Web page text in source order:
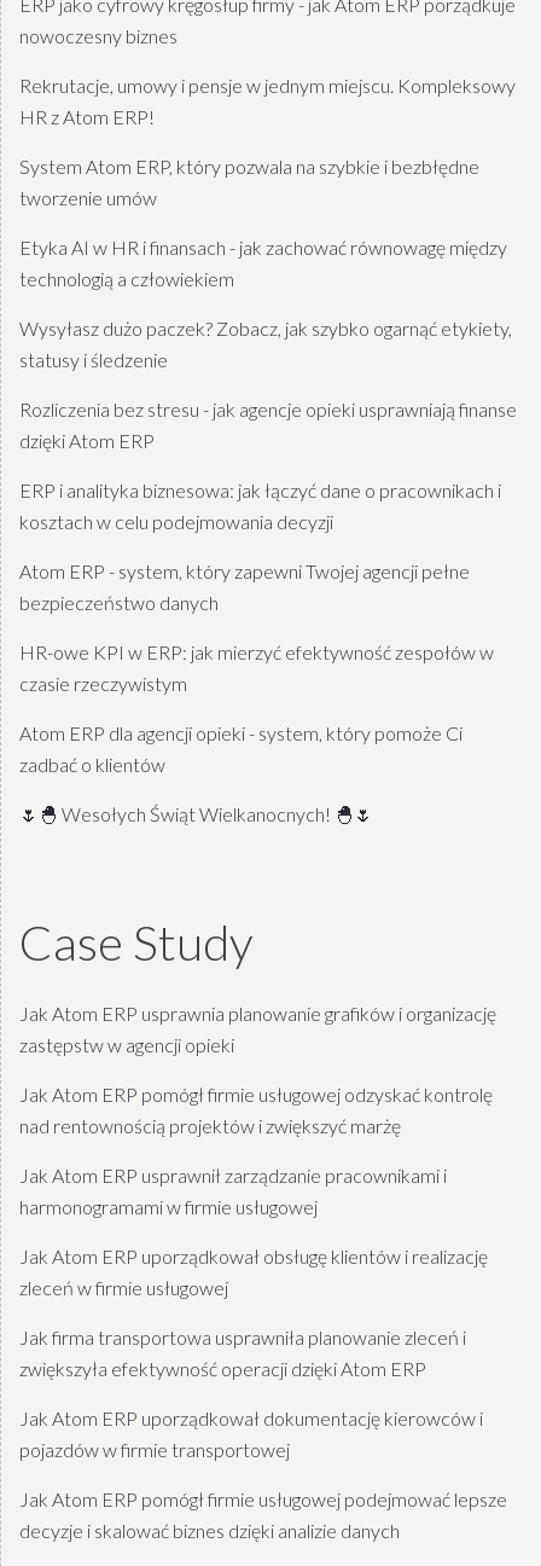
nowoczesny biznes
Rekrutacje, umowy i pensje w jednym miejscu. Kompleksowy
HR z Atom ERP!
System Atom ERP, który pozwala na szybkie i bezbłędne
tworzenie umów
Etyka AI w HR i finansach - jak zachować równowagę między
technologią a człowiekiem
Wysyłasz dużo paczek? Zobacz, jak szybko ogarnąć etykiety,
statusy i śledzenie
Rozliczenia bez stresu - jak agencje opieki usprawniają finanse
dzięki Atom ERP
ERP i analityka biznesowa: jak łączyć dane o pracownikach i
kosztach w celu podejmowania decyzji
Atom ERP - system, który zapewni Twojej agencji pełne
bezpieczeństwo danych
HR-owe KPI w ERP: jak mierzyć efektywność zespołów w
czasie rzeczywistym
Atom ERP dla agencji opieki - system, który pomoże Ci
zadbać o klientów
🌷🐣 Wesołych Świąt Wielkanocnych! 🐣🌷
Case Study
Jak Atom ERP usprawnia planowanie grafików i organizację
zastępstw w agencji opieki
Jak Atom ERP pomógł firmie usługowej odzyskać kontrolę
nad rentownością projektów i zwiększyć marżę
Jak Atom ERP usprawnił zarządzanie pracownikami i
harmonogramami w firmie usługowej
Jak Atom ERP uporządkował obsługę klientów i realizację
zleceń w firmie usługowej
Jak firma transportowa usprawniła planowanie zleceń i
zwiększyła efektywność operacji dzięki Atom ERP
Jak Atom ERP uporządkował dokumentację kierowców i
pojazdów w firmie transportowej
Jak Atom ERP pomógł firmie usługowej podejmować lepsze
decyzje i skalować biznes dzięki analizie danych